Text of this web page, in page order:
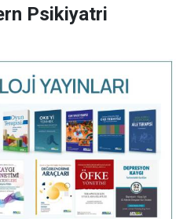
Psikiyatri